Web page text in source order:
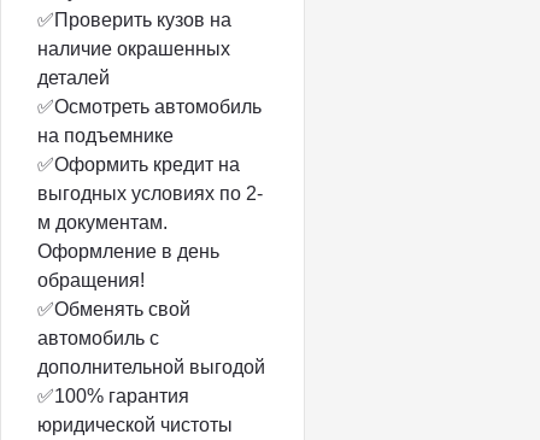
✅Проверить кузов на
наличие окрашенных
деталей
✅Осмотреть автомобиль
на подъемнике
✅Оформить кредит на
выгодных условиях по 2-
м документам.
Оформление в день
обращения!
✅Обменять свой
автомобиль с
дополнительной выгодой
✅100% гарантия
юридической чистоты